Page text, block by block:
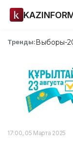
Тренды:Выборы-
17:00, 05 Марта 2025